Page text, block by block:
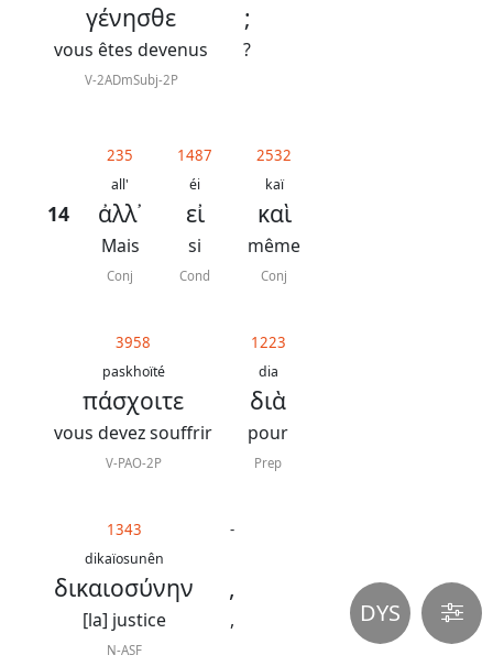
γένησθε
vous êtes devenus
V-2ADmSubj-2P
;
?
14
235
all'
ἀλλ᾿
Mais
Conj
1487
éi
εἰ
si
Cond
2532
kaï
καὶ
même
Conj
3958
paskhoïté
πάσχοιτε
vous devez souffrir
V-PAO-2P
1223
dia
διὰ
pour
Prep
1343
dikaïosunên
δικαιοσύνην
[la] justice
N-ASF
-
,
, DYS